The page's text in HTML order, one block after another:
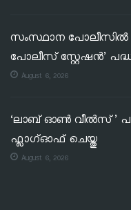
സംസ്ഥാന പോലീസിൽ
പോലീസ് സ്റ്റേഷൻ’
August 6, 2026
‘ലാബ് ഓൺ വീൽസ്’
ഫ്ലാഗ്ഓഫ് ചെയ്തു
August 6, 2026